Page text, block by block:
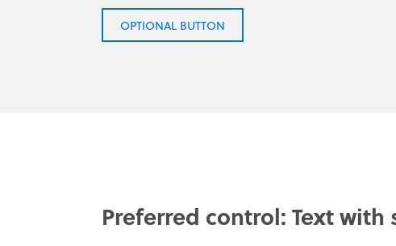
OPTIONAL BUTTON
Preferred control: Text